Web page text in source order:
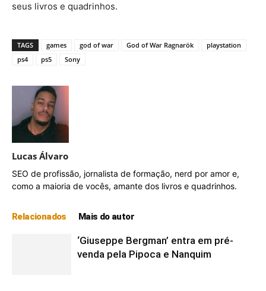
seus livros e quadrinhos.
TAGS games god of war God of War Ragnarök
playstation
ps4
ps5 Sony
Lucas Álvaro
SEO de profissão, jornalista de formação, nerd por amor e,
como a maioria de vocês, amante dos livros e quadrinhos.
Relacionados Mais do autor
‘Giuseppe Bergman’ entra em pré-
venda pela Pipoca e Nanquim